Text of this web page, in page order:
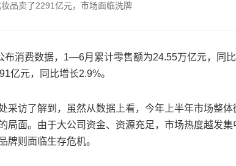
妆品卖了2291亿元，市场面临洗牌
消费数据，1—6月累计零售额为24.55万亿元，同比
亿元，同比增长2.9%。
访了解到，虽然从数据上看，今年上半年市场整体
局面。由于大公司资金、资源充足，市场热度越发
牌则面临生存危机。